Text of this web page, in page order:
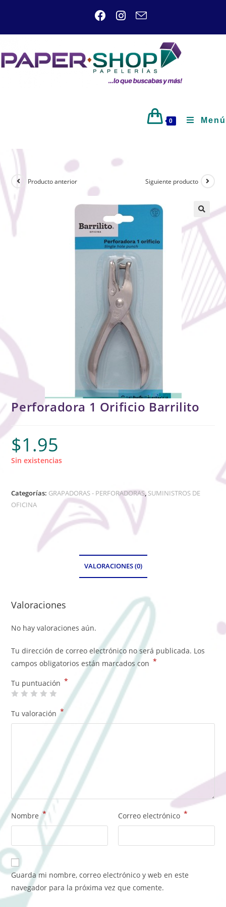
0 Menú
Producto anterior Siguiente producto
🔍
Perforadora 1 Orificio Barrilito
$1.95
Sin existencias
Categorías: GRAPADORAS - PERFORADORAS, SUMINISTROS DE
OFICINA
VALORACIONES (0)
Valoraciones
No hay valoraciones aún.
Tu dirección de correo electrónico no será publicada. Los
campos obligatorios están marcados con *
Tu puntuación *
Tu valoración *
Nombre* Correo electrónico *
Guarda mi nombre, correo electrónico y web en este
navegador para la próxima vez que comente.